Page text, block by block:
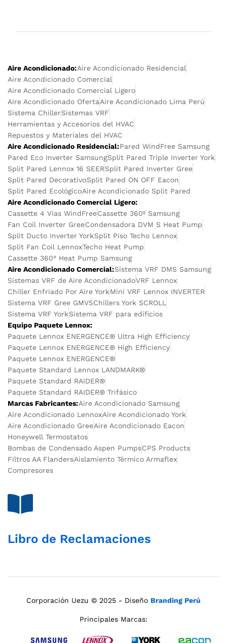
Aire Acondicionado:Aire Acondicionado Residencial
Aire Acondicionado Comercial
Aire Acondicionado Comercial Ligero
Aire Acondicionado OfertaAire Acondicionado Lima Perú
Sistema ChillerSistemas VRF
Herramientas y Accesorios del HVAC
Repuestos y Materiales del HVAC
Aire Acondicionado Residencial:Pared WindFree Samsung
Pared Eco Inverter SamsungSplit Pared Triple Inverter York
Split Pared Lennox 16 SEERSplit Pared Inverter Gree
Split Pared DecorativoSplit Pared ON OFF Eacon
Split Pared EcológicoAire Acondicionado Split Pared
Aire Acondicionado Comercial Ligero:
Cassette 4 Vias WindFreeCassette 360º Samsung
Fan Coil Inverter GreeCondensadora DVM S Heat Pump
Split Ducto Inverter YorkSplit Piso Techo Lennox
Split Fan Coil LennoxTecho Heat Pump
Cassette 360° Heat Pump Samsung
Aire Acondicionado Comercial:Sistema VRF DMS Samsung
Sistemas VRF de Aire AcondicionadoVRF Lennox
Chiller Enfriado Por Aire YorkMini VRF Lennox INVERTER
Sistema VRF Gree GMV5Chillers York SCROLL
Sistema VRF YorkSistema VRF para edificios
Equipo Paquete Lennox:
Paquete Lennox ENERGENCE® Ultra High Efficiency
Paquete Lennox ENERGENCE® High Efficiency
Paquete Lennox ENERGENCE®
Paquete Standard Lennox LANDMARK®
Paquete Standard RAIDER®
Paquete Standard RAIDER® Trifásico
Marcas Fabricantes:Aire Acondicionado Samsung
Aire Acondicionado LennoxAire Acondicionado York
Aire Acondicionado GreeAire Acondicionado Eacon
Honeywell Termostatos
Bombas de Condensado Aspen PumpsCPS Products
Filtros AA FlandersAislamiento Térmico Armaflex
Compresores
Libro de Reclamaciones
Corporación Uezu © 2025 - Diseño Branding Perú
Principales Marcas: